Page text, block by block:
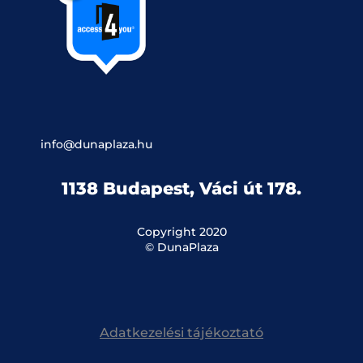
info@dunaplaza.hu
1138 Budapest, Váci út 178.
Copyright 2020
© DunaPlaza
Adatkezelési tájékoztató